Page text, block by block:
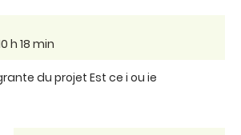
h 18 min
du projet Est ce i ou ie